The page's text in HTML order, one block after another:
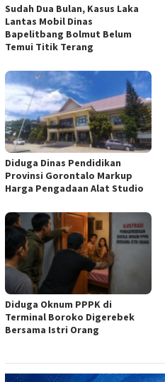
Sudah Dua Bulan, Kasus Laka
Lantas Mobil Dinas
Bapelitbang Bolmut Belum
Temui Titik Terang
Diduga Dinas Pendidikan
Provinsi Gorontalo Markup
Harga Pengadaan Alat Studio
Diduga Oknum PPPK di
Terminal Boroko Digerebek
Bersama Istri Orang